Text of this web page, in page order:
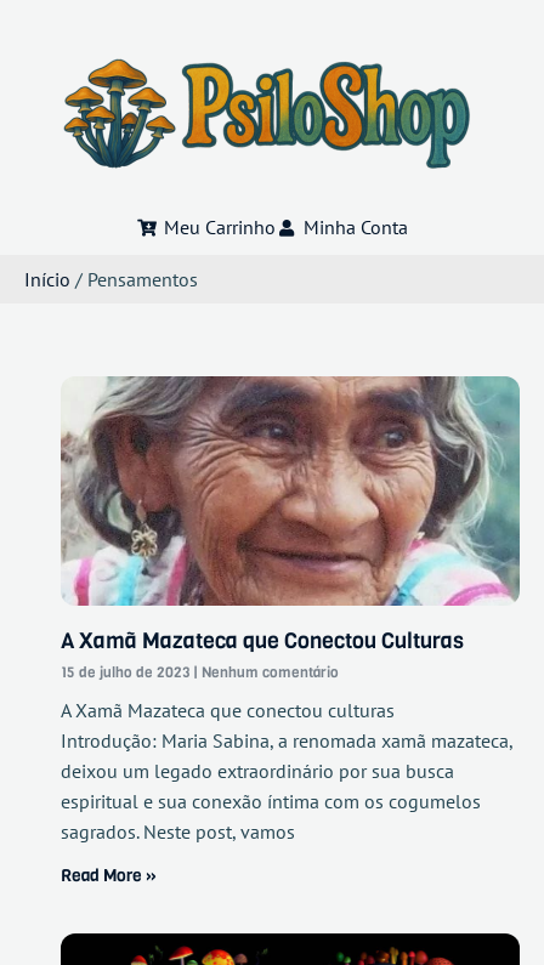
Meu Carrinho Minha Conta
Início / Pensamentos
A Xamã Mazateca que Conectou Culturas
15 de julho de 2023 Nenhum comentário
A Xamã Mazateca que conectou culturas
Introdução: Maria Sabina, a renomada xamã mazateca,
deixou um legado extraordinário por sua busca
espiritual e sua conexão íntima com os cogumelos
sagrados. Neste post, vamos
Read More »